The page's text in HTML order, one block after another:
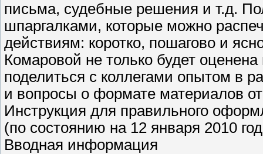
письма, судебные решения и т.д.
шпаргалками, которые можно
действиям: коротко, пошагово и
Комаровой не только будет
поделиться с коллегами опытом в
и вопросы о формате материалов
Инструкция для правильного
(по состоянию на 12 января 2010
Вводная информация